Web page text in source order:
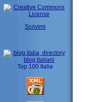
Scrivimi